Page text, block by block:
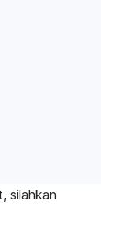
silahkan